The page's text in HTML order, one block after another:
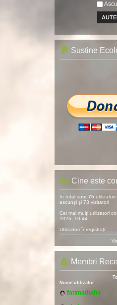
Sustine
Cine este
In total sunt 75
ascunși și 73 vizitatori
Cei mai mulţi utilizatori
2026, 10:44
Utilizatori înregistraţi:
Membri
Nume utilizator
fatimathahir